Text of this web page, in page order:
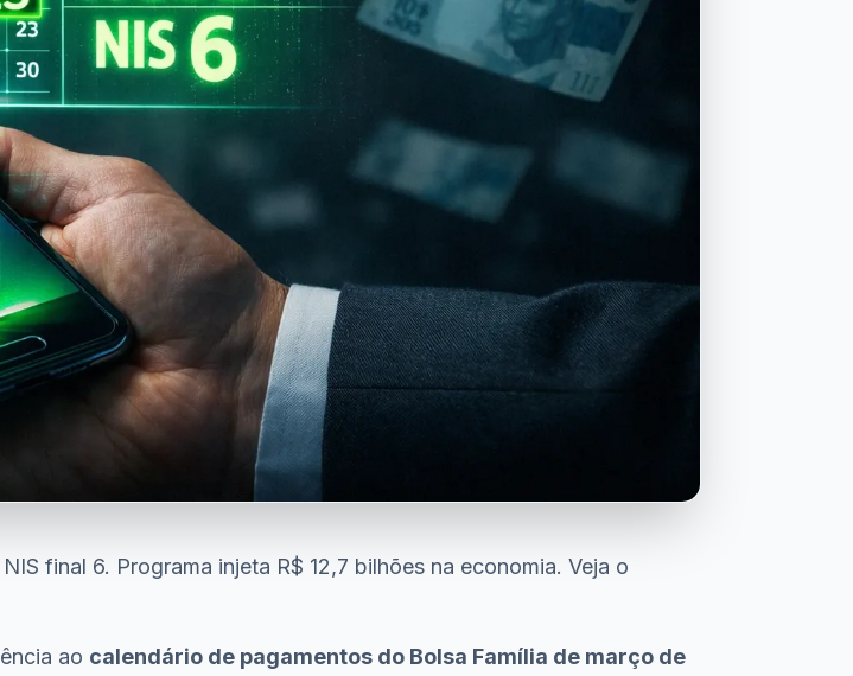
final 6. Programa injeta R$ 12,7 bilhões na economia. Veja o
ao calendário de pagamentos do Bolsa Família de março de